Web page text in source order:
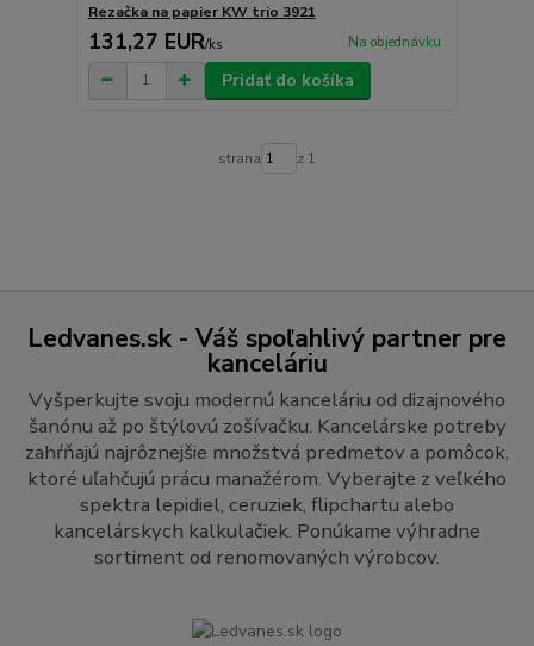
Rezačka na papier KW trio 3921
131,27 EUR/ks Na objednávku
Pridať do košíka
strana z 1
Ledvanes.sk - Váš spoľahlivý partner pre
kanceláriu
Vyšperkujte svoju modernú kanceláriu od dizajnového
šanónu až po štýlovú zošívačku. Kancelárske potreby
zahŕňajú najrôznejšie množstvá predmetov a pomôcok,
ktoré uľahčujú prácu manažérom. Vyberajte z veľkého
spektra lepidiel, ceruziek, flipchartu alebo
kancelárskych kalkulačiek. Ponúkame výhradne
sortiment od renomovaných výrobcov.